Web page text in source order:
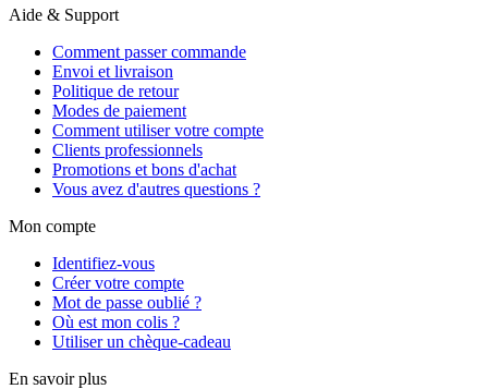
Aide & Support
Comment passer commande
Envoi et livraison
Politique de retour
Modes de paiement
Comment utiliser votre compte
Clients professionnels
Promotions et bons d'achat
Vous avez d'autres questions ?
Mon compte
Identifiez-vous
Créer votre compte
Mot de passe oublié ?
Où est mon colis ?
Utiliser un chèque-cadeau
En savoir plus